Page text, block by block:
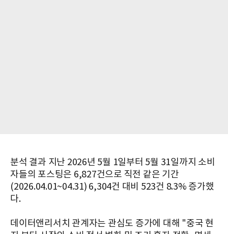
분석 결과 지난 2026년 5월 1일부터 5월 31일까지 소비
자들의 포스팅은 6,827건으로 직전 같은 기간
(2026.04.01~04.31) 6,304건 대비 523건 8.3% 증가했
다.
데이터앤리서치 관계자는 관심도 증가에 대해 "중국 현